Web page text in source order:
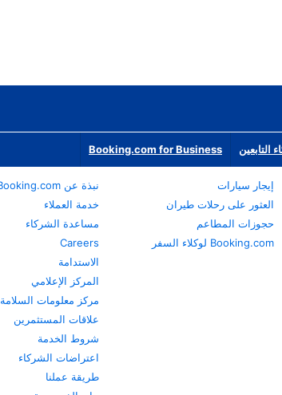
التابعين Booking.com for Business
إيجار سيارات
العثور على رحلات طيران
حجوزات المطاعم
Booking.com لوكلاء السفر
نبذة عن Booking.com
خدمة العملاء
مساعدة الشركاء
Careers
الاستدامة
المركز الإعلامي
مركز معلومات السلامة
علاقات المستثمرين
شروط الخدمة
اعتراضات الشركاء
طريقة عملنا